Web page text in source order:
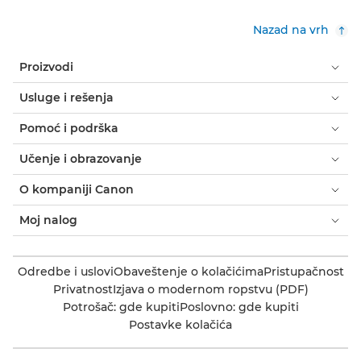
Nazad na vrh
Proizvodi
Usluge i rešenja
Pomoć i podrška
Učenje i obrazovanje
O kompaniji Canon
Moj nalog
Odredbe i usloviObaveštenje o kolačićimaPristupačnost
PrivatnostIzjava o modernom ropstvu (PDF)
Potrošač: gde kupitiPoslovno: gde kupiti
Postavke kolačića